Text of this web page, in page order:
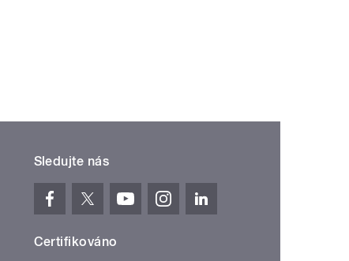
Sledujte nás
Certifikováno